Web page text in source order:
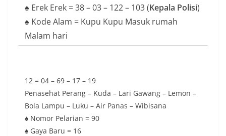
♠ Erek Erek = 38 – 03 – 122 – 103 (Kepala Polisi)
♠ Kode Alam = Kupu Kupu Masuk rumah
Malam hari
12 = 04 – 69 – 17 – 19
Penasehat Perang – Kuda – Lari Gawang – Lemon –
Bola Lampu – Luku – Air Panas – Wibisana
♠ Nomor Pelarian = 90
♠ Gaya Baru = 16